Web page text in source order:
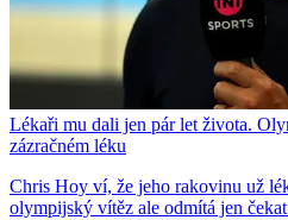
Lékaři mu dali jen pár let života.
zázračném léku
Chris Hoy ví, že jeho rakovinu už
olympijský vítěz ale odmítá jen